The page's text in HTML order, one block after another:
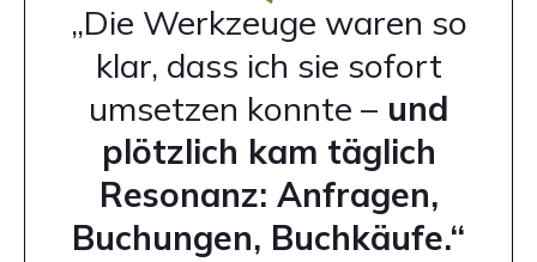
„Die Werkzeuge waren so
klar, dass ich sie sofort
umsetzen konnte – und
plötzlich kam täglich
Resonanz: Anfragen,
Buchungen, Buchkäufe.“